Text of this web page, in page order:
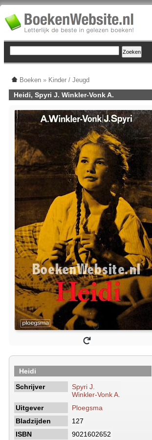
Boeken » Kinder / Jeugd
Heidi, Spyri J. Winkler-Vonk A.
Heidi
Schrijver
Spyri J.
Winkler-Vonk A.
Uitgever
Ploegsma
Bladzijden
127
ISBN
9021602652